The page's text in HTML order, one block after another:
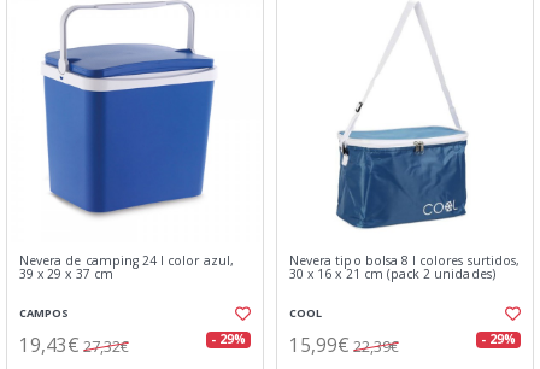
Nevera de camping 24 l color azul,
39 x 29 x 37 cm
CAMPOS
19,43€ 27,32€ - 29%
Nevera tipo bolsa 8 l colores surtidos,
30 x 16 x 21 cm (pack 2 unidades)
COOL
15,99€ 22,39€ - 29%